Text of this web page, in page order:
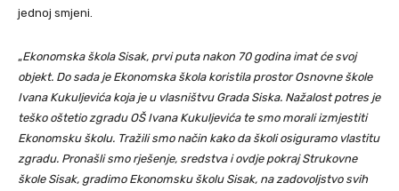
jednoj smjeni.
„Ekonomska škola Sisak, prvi puta nakon 70 godina imat će svoj
objekt. Do sada je Ekonomska škola koristila prostor Osnovne škole
Ivana Kukuljevića koja je u vlasništvu Grada Siska. Nažalost potres je
teško oštetio zgradu OŠ Ivana Kukuljevića te smo morali izmjestiti
Ekonomsku školu. Tražili smo način kako da školi osiguramo vlastitu
zgradu. Pronašli smo rješenje, sredstva i ovdje pokraj Strukovne
škole Sisak, gradimo Ekonomsku školu Sisak, na zadovoljstvo svih